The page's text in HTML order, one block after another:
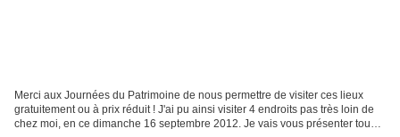
Merci aux Journées du Patrimoine de nous permettre de visiter ces lieux
gratuitement ou à prix réduit ! J'ai pu ainsi visiter 4 endroits pas très loin de
chez moi, en ce dimanche 16 septembre 2012. Je vais vous présenter tous